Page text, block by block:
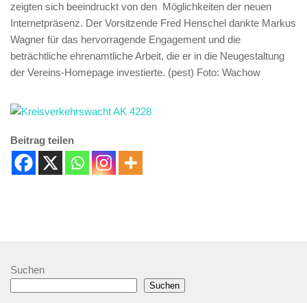
zeigten sich beeindruckt von den Möglichkeiten der neuen
Internetpräsenz. Der Vorsitzende Fred Henschel dankte Markus
Wagner für das hervorragende Engagement und die
beträchtliche ehrenamtliche Arbeit, die er in die Neugestaltung
der Vereins-Homepage investierte. (pest) Foto: Wachow
Beitrag teilen
Suchen
Suchen